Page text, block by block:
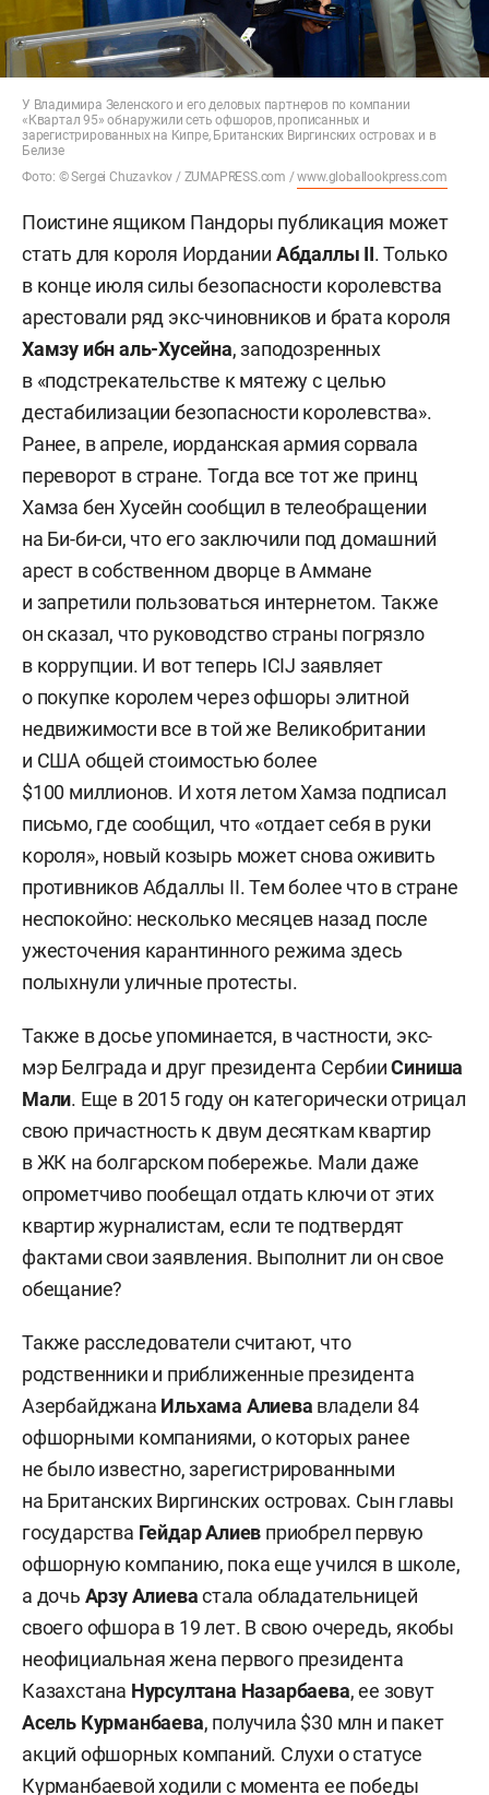
У Владимира Зеленского и его деловых партнеров по компании
«Квартал 95» обнаружили сеть офшоров, прописанных и
зарегистрированных на Кипре, Британских Виргинских островах и в
Белизе
Фото: © Sergei Chuzavkov / ZUMAPRESS.com /www.globallookpress.com
Поистине ящиком Пандоры публикация может
стать для короля Иордании Абдаллы II. Только
в конце июля силы безопасности королевства
арестовали ряд экс-чиновников и брата короля
Хамзу ибн аль-Хусейна, заподозренных
в «подстрекательстве к мятежу с целью
дестабилизации безопасности королевства».
Ранее, в апреле, иорданская армия сорвала
переворот в стране. Тогда все тот же принц
Хамза бен Хусейн сообщил в телеобращении
на Би-би-си, что его заключили под домашний
арест в собственном дворце в Аммане
и запретили пользоваться интернетом. Также
он сказал, что руководство страны погрязло
в коррупции. И вот теперь ICIJ заявляет
о покупке королем через офшоры элитной
недвижимости все в той же Великобритании
и США общей стоимостью более
$100 миллионов. И хотя летом Хамза подписал
письмо, где сообщил, что «отдает себя в руки
короля», новый козырь может снова оживить
противников Абдаллы II. Тем более что в стране
неспокойно: несколько месяцев назад после
ужесточения карантинного режима здесь
полыхнули уличные протесты.
Также в досье упоминается, в частности, экс-
мэр Белграда и друг президента СербииСиниша
Мали. Еще в 2015 году он категорически отрицал
свою причастность к двум десяткам квартир
в ЖК на болгарском побережье. Мали даже
опрометчиво пообещал отдать ключи от этих
квартир журналистам, если те подтвердят
фактами свои заявления. Выполнит ли он свое
обещание?
Также расследователи считают, что
родственники и приближенные президента
Азербайджана Ильхама Алиева владели 84
офшорными компаниями, о которых ранее
не было известно, зарегистрированными
на Британских Виргинских островах. Сын главы
государства Гейдар Алиев приобрел первую
офшорную компанию, пока еще учился в школе,
а дочь Арзу Алиевастала обладательницей
своего офшора в 19 лет. В свою очередь, якобы
неофициальная жена первого президента
Казахстана Нурсултана Назарбаева, ее зовут
Асель Курманбаева, получила $30 млн и пакет
акций офшорных компаний. Слухи о статусе
Курманбаевой ходили с момента ее победы